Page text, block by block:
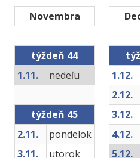
Novembra
týždeň 44
1.11.
nedeľu
týždeň 45
2.11.
pondelok
3.11.
utorok
1.12.
2.12.
3.12.
4.12.
5.12.